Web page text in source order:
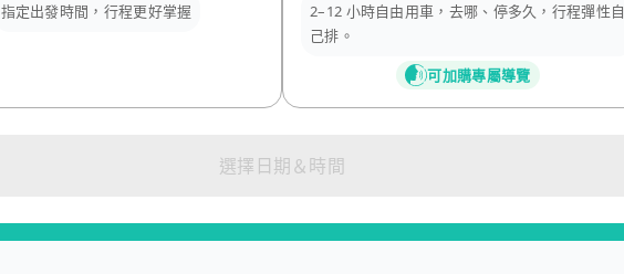
指定出發時間，行程更好掌握
2–12 小時自由用車，去哪、停多久，行程彈性自
己排。
可加購專屬導覽
選擇日期＆時間